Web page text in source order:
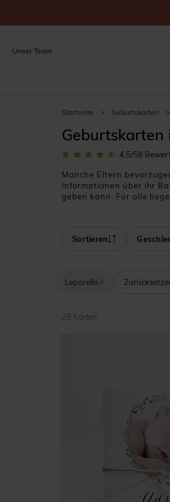
Unser Team
Startseite > Geburtskarten >
Geburtskarten
4.5/58
Manche Eltern
Informationen über ihr
geben kann. Für alle
Ihren wunderbaren
Sortieren
Leporello
25 Karten